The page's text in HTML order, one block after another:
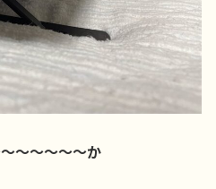
～～～～～か